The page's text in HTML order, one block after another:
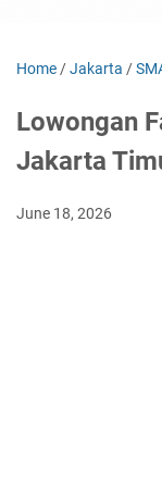
Home /Jakarta /
Lowongan
Jakarta
June 18, 2026